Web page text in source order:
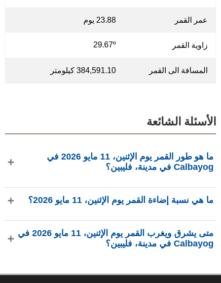
عمر القمر 23.88 يوم
زاوية القمر 29.67º
المسافة الى القمر 384,591.10 كيلومتر
الأسئلة الشائعة
ما هو طور القمر يوم الإثنين، 11 مايو 2026 في
Calbayog في مدينة، فليبين؟
القمر في طور تربيع ثاني بإضاءة 32.03%، عمره 23.88 يومًا،
ما هي نسبة إضاءة القمر يوم الإثنين، 11 مايو 2026؟
phasesmoon.com.
متى يشرق ويغرب القمر يوم الإثنين، 11 مايو 2026 في
Calbayog في مدينة، فليبين؟